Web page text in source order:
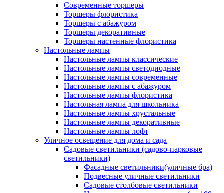
Современные торшеры
Торшеры флористика
Торшеры с абажуром
Торшеры декоративные
Торшеры настенные флористика
Настольные лампы
Настольные лампы классические
Настольные лампы светодиодные
Настольные лампы современные
Настольные лампы с абажуром
Настольные лампы флористика
Настольная лампа для школьника
Настольные лампы хрустальные
Настольные лампы декоративные
Настольные лампы лофт
Уличное освещение для дома и сада
Садовые светильники (садово-парковые
светильники)
Фасадные светильники(уличные бра)
Подвесные уличные светильники
Садовые столбовые светильники